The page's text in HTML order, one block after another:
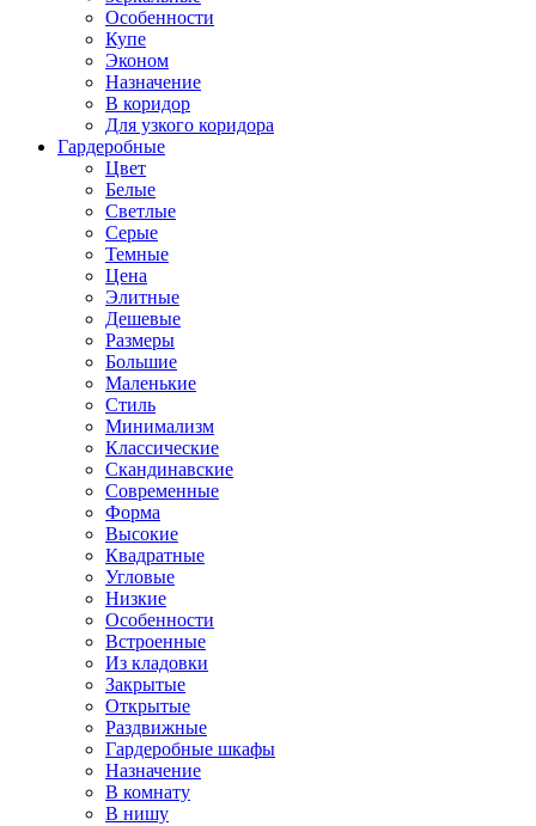
Особенности
Купе
Эконом
Назначение
В коридор
Для узкого коридора
Гардеробные
Цвет
Белые
Светлые
Серые
Темные
Цена
Элитные
Дешевые
Размеры
Большие
Маленькие
Стиль
Минимализм
Классические
Скандинавские
Современные
Форма
Высокие
Квадратные
Угловые
Низкие
Особенности
Встроенные
Из кладовки
Закрытые
Открытые
Раздвижные
Гардеробные шкафы
Назначение
В комнату
В нишу